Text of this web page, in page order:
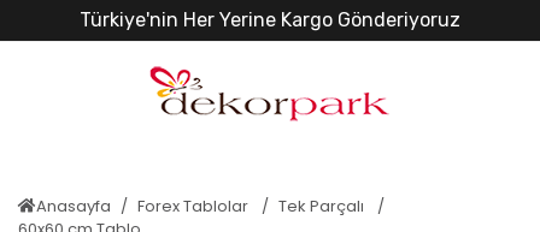
Türkiye'nin Her Yerine Kargo Gönderiyoruz
Anasayfa Forex Tablolar
Tek Parçalı